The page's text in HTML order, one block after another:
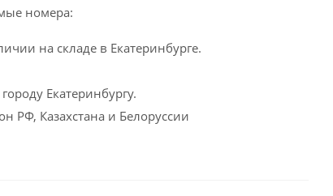
номера:
на складе в Екатеринбурге.
Екатеринбургу.
РФ, Казахстана и Белоруссии